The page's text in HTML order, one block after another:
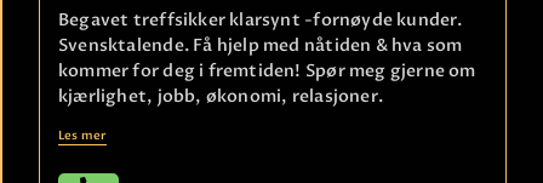
Begavet treffsikker klarsynt -fornøyde kunder.
Svensktalende. Få hjelp med nåtiden & hva som
kommer for deg i fremtiden! Spør meg gjerne om
kjærlighet, jobb, økonomi, relasjoner.
Les mer